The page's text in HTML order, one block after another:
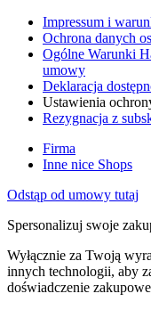
Impressum i
Ochrona danych
Ogólne Warunki
umowy
Deklaracja
Ustawienia
Rezygnacja z
Firma
Inne nice Shops
Odstąp od umowy tutaj
Spersonalizuj swoje
Wyłącznie za Twoją
innych technologii, aby
doświadczenie